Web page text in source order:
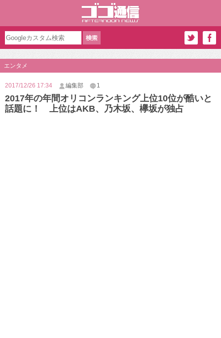
エンタメ
2017/12/26 17:34 編集部 1
2017年の年間オリコンランキング上位10位が酷いと
話題に！ 上位はAKB、乃木坂、欅坂が独占